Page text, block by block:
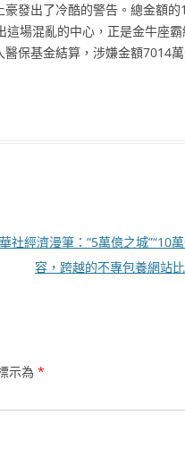
發出了冷酷的警告。總金額的
場混亂的中心，正是金牛座霸
保基金結算，涉嫌金額7014
社經濟漫筆：“5萬億之城”“10
容，跨越的不專包養網站
示為 *